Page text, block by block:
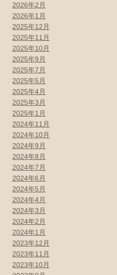
2026年2月
2026年1月
2025年12月
2025年11月
2025年10月
2025年9月
2025年7月
2025年5月
2025年4月
2025年3月
2025年1月
2024年11月
2024年10月
2024年9月
2024年8月
2024年7月
2024年6月
2024年5月
2024年4月
2024年3月
2024年2月
2024年1月
2023年12月
2023年11月
2023年10月